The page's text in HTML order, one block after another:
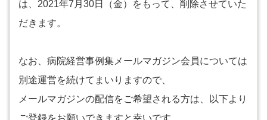
は、2021年7月30日（金）をもって、削除させていた
だきます。
なお、病院経営事例集メールマガジン会員については
別途運営を続けてまいりますので、
メールマガジンの配信をご希望される方は、以下より
ご登録をお願いできますと幸いです。